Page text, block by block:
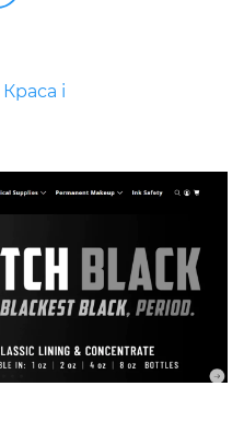
Краса і